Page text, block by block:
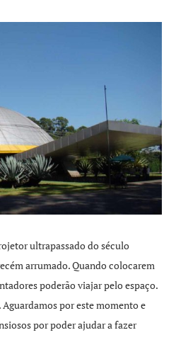
ultrapassado do século
arrumado. Quando colocarem
poderão viajar pelo espaço.
por este momento e
por poder ajudar a fazer